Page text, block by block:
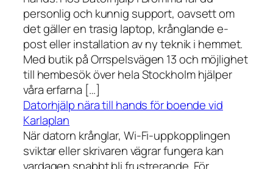
personlig och kunnig support, oavsett om
det gäller en trasig laptop, krånglande e-
post eller installation av ny teknik i hemmet.
Med butik på Orrspelsvägen 13 och möjlighet
till hembesök över hela Stockholm hjälper
våra erfarna […]
Datorhjälp nära till hands för boende vid
Karlaplan
När datorn krånglar, Wi-Fi-uppkopplingen
sviktar eller skrivaren vägrar fungera kan